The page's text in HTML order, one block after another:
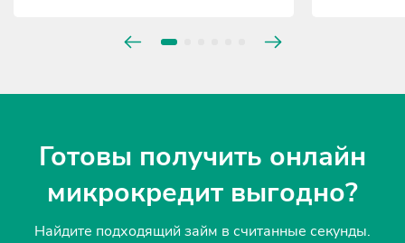
Готовы получить онлайн
микрокредит выгодно?
Найдите подходящий займ в считанные секунды.